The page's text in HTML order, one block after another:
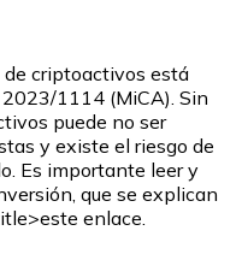
o realiza compras
para comprar
criptoactivos está
1114 (MiCA). Sin
puede no ser
y existe el riesgo de
Es importante leer y
que se explican
enlace.